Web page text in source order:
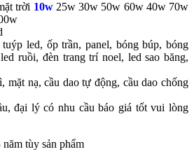
trời 10w 25w 30w 50w 60w40w 70w
led, ốp trần, panel, bóng búp, bóng
ruồi, đèn trang trí noel, led sao băng,
mặt nạ, cầu dao tự động, cầu dao chống
đại lý có nhu cầu báo giá tốt vui lòng
tùy sản phẩm